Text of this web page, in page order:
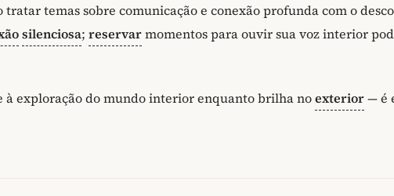
temas sobre comunicação e conexão profunda com o
silenciosa; reservarmomentos para ouvir sua voz interior
exploração do mundo interior enquanto brilha noexterior— é